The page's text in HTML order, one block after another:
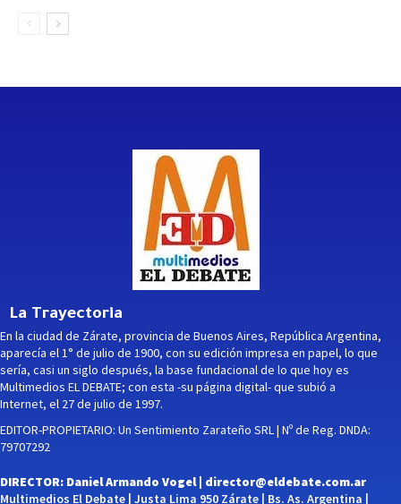
La Trayectoria
En la ciudad de Zárate, provincia de Buenos Aires, República Argentina,
aparecía el 1° de julio de 1900, con su edición impresa en papel, lo que
sería, casi un siglo después, la base fundacional de lo que hoy es
Multimedios EL DEBATE; con esta -su página digital- que subió a
Internet, el 27 de julio de 1997.
EDITOR-PROPIETARIO: Un Sentimiento Zarateño SRL | Nº de Reg. DNDA:
79707292
DIRECTOR: Daniel Armando Vogel | director@eldebate.com.ar
Multimedios El Debate | Justa Lima 950 Zárate | Bs. As. Argentina |